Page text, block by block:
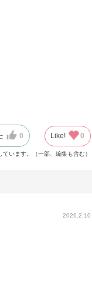
0 Like! 0
います。（一部、編集も含む）
2026.2.10